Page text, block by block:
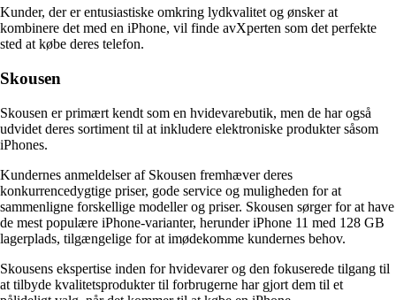
Kunder, der er entusiastiske omkring lydkvalitet og ønsker at
kombinere det med en iPhone, vil finde avXperten som det perfekte
sted at købe deres telefon.
Skousen
Skousen er primært kendt som en hvidevarebutik, men de har også
udvidet deres sortiment til at inkludere elektroniske produkter såsom
iPhones.
Kundernes anmeldelser af Skousen fremhæver deres
konkurrencedygtige priser, gode service og muligheden for at
sammenligne forskellige modeller og priser. Skousen sørger for at have
de mest populære iPhone-varianter, herunder iPhone 11 med 128 GB
lagerplads, tilgængelige for at imødekomme kundernes behov.
Skousens ekspertise inden for hvidevarer og den fokuserede tilgang til
at tilbyde kvalitetsprodukter til forbrugerne har gjort dem til et